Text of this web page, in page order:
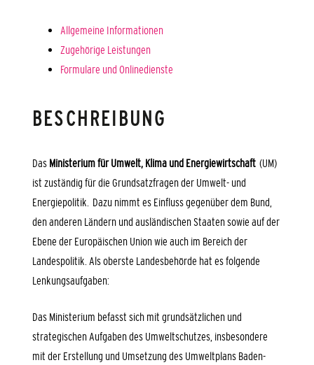
Allgemeine Informationen
Zugehörige Leistungen
Formulare und Onlinedienste
BESCHREIBUNG
Das Ministerium für Umwelt, Klima und Energiewirtschaft (UM)
ist zuständig für die Grundsatzfragen der Umwelt- und
Energiepolitik. Dazu nimmt es Einfluss gegenüber dem Bund,
den anderen Ländern und ausländischen Staaten sowie auf der
Ebene der Europäischen Union wie auch im Bereich der
Landespolitik. Als oberste Landesbehörde hat es folgende
Lenkungsaufgaben:
Das Ministerium befasst sich mit grundsätzlichen und
strategischen Aufgaben des Umweltschutzes , insbesondere
mit der Erstellung und Umsetzung des Umweltplans Baden-